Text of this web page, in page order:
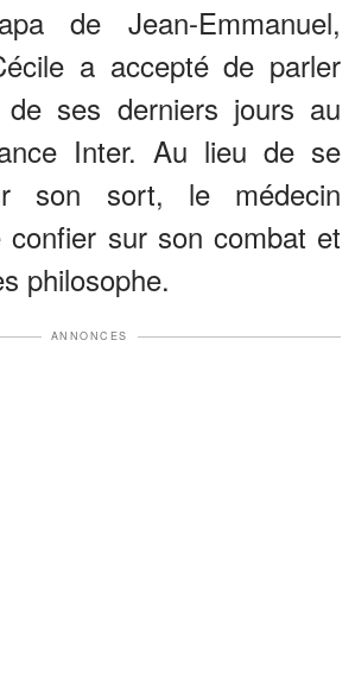
de Jean-Emmanuel,
a accepté de parler
de ses derniers jours au
Inter. Au lieu de se
son sort, le médecin
sur son combat et
philosophe.
ANNONCES